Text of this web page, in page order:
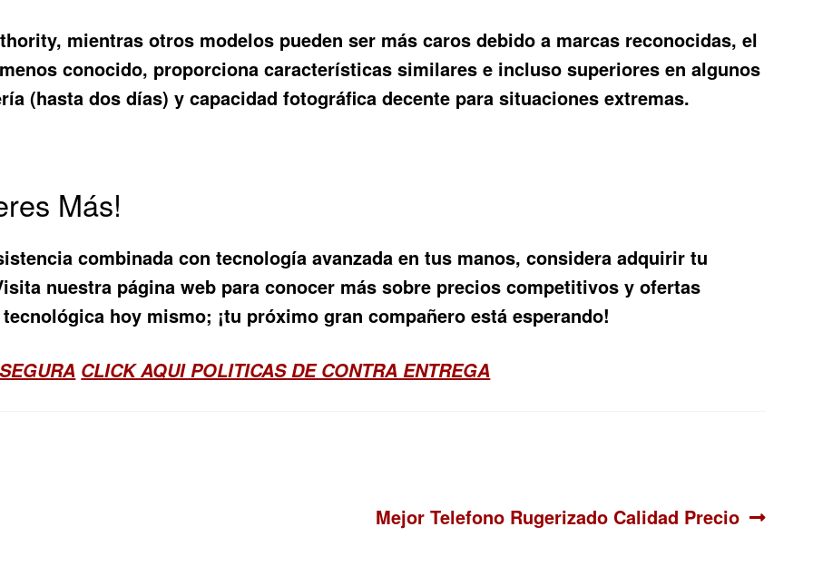
mientras otros modelos pueden ser más caros debido a marcas reconocidas, el
conocido, proporciona características similares e incluso superiores en algunos
(hasta dos días) y capacidad fotográfica decente para situaciones extremas.
Más!
combinada con tecnología avanzada en tus manos, considera adquirir tu
nuestra página web para conocer más sobre precios competitivos y ofertas
hoy mismo; ¡tu próximo gran compañero está esperando!
CLICK AQUI POLITICAS DE CONTRA ENTREGA
Siguiente:
Mejor Telefono Rugerizado Calidad Precio